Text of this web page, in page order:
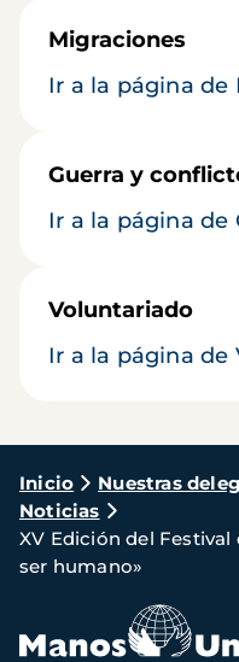
Migraciones
Ir a la página de
Guerra y
Ir a la página de
Voluntariado
Ir a la página de
Ruta
de
navegación
Inicio Nuestras
Noticias
XV Edición del Festival
ser humano»